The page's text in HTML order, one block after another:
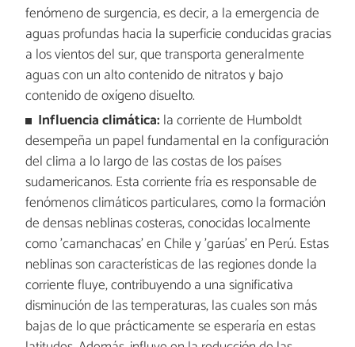
fenómeno de surgencia, es decir, a la emergencia de
aguas profundas hacia la superficie conducidas gracias
a los vientos del sur, que transporta generalmente
aguas con un alto contenido de nitratos y bajo
contenido de oxígeno disuelto.
Influencia climática: la corriente de Humboldt
desempeña un papel fundamental en la configuración
del clima a lo largo de las costas de los países
sudamericanos. Esta corriente fría es responsable de
fenómenos climáticos particulares, como la formación
de densas neblinas costeras, conocidas localmente
como 'camanchacas' en Chile y 'garúas' en Perú. Estas
neblinas son características de las regiones donde la
corriente fluye, contribuyendo a una significativa
disminución de las temperaturas, las cuales son más
bajas de lo que prácticamente se esperaría en estas